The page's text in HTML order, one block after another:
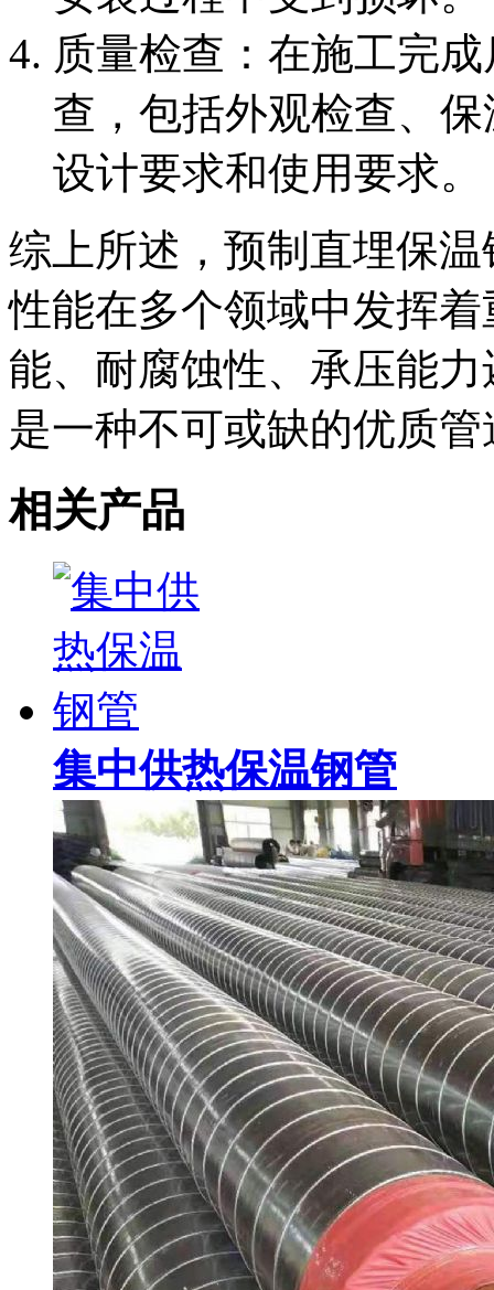
质量检查‌：在施工完
查，包括外观检查、
设计要求和使用要求。
综上所述，预制直埋保
性能在多个领域中发挥
能、耐腐蚀性、承压能
是一种不可或缺的优质
相关产品
集中供热保温钢管